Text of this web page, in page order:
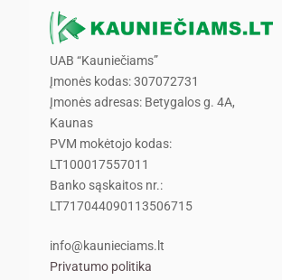
UAB “Kauniečiams”
Įmonės kodas: 307072731
Įmonės adresas: Betygalos g. 4A,
Kaunas
PVM mokėtojo kodas:
LT100017557011
Banko sąskaitos nr.:
LT717044090113506715
info@kaunieciams.lt
Privatumo politika